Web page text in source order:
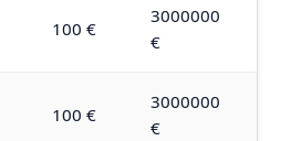
100 €
3000000
€
100 €
3000000
€